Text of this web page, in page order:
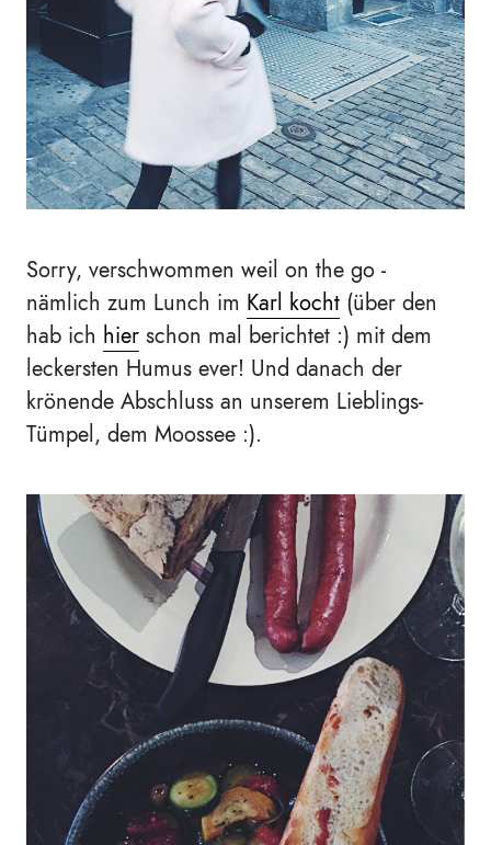
Sorry, verschwommen weil on the go -
nämlich zum Lunch im Karl kocht (über den
hab ich hier schon mal berichtet :) mit dem
leckersten Humus ever! Und danach der
krönende Abschluss an unserem Lieblings-
Tümpel, dem Moossee :).